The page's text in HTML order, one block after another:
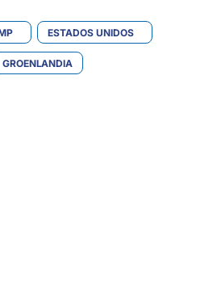
ESTADOS UNIDOS
GROENLANDIA